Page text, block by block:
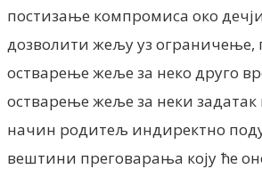
постизање компромиса око
дозволити жељу уз ограничење,
остварење жеље за неко друго
остварење жеље за неки задатак
начин родитељ индиректно
вештини преговарања коју ће